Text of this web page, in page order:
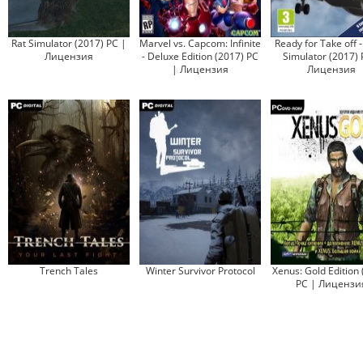
Rat Simulator (2017) PC |
Лицензия
Marvel vs. Capcom: Infinite
- Deluxe Edition (2017) PC
| Лицензия
Ready for Take off
Simulator (2017)
Лицензия
Trench Tales Winter Survivor Protocol
Xenus: Gold Edition
PC |